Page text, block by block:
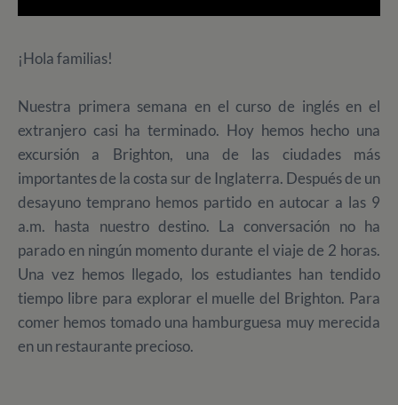
¡Hola familias!
Nuestra primera semana en el curso de inglés en el
extranjero casi ha terminado. Hoy hemos hecho una
excursión a Brighton, una de las ciudades más
importantes de la costa sur de Inglaterra. Después de un
desayuno temprano hemos partido en autocar a las 9
a.m. hasta nuestro destino. La conversación no ha
parado en ningún momento durante el viaje de 2 horas.
Una vez hemos llegado, los estudiantes han tendido
tiempo libre para explorar el muelle del Brighton. Para
comer hemos tomado una hamburguesa muy merecida
en un restaurante precioso.